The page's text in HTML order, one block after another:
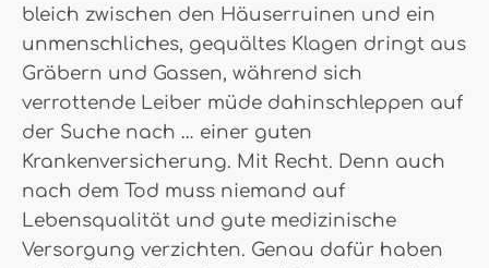
bleich zwischen den Häuserruinen und ein
unmenschliches, gequältes Klagen dringt aus
Gräbern und Gassen, während sich
verrottende Leiber müde dahinschleppen auf
der Suche nach … einer guten
Krankenversicherung. Mit Recht. Denn auch
nach dem Tod muss niemand auf
Lebensqualität und gute medizinische
Versorgung verzichten. Genau dafür haben